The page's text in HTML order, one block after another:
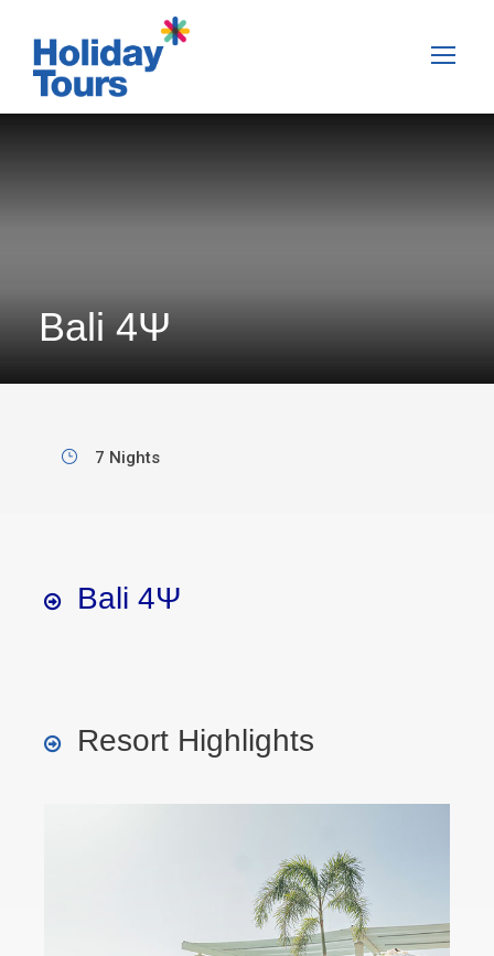
Bali 4Ψ
7 Nights
Bali 4Ψ
Resort Highlights